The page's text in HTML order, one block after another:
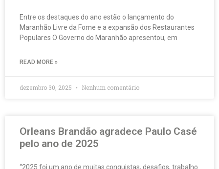
Entre os destaques do ano estão o lançamento do
Maranhão Livre da Fome e a expansão dos Restaurantes
Populares O Governo do Maranhão apresentou, em
READ MORE »
dezembro 30, 2025 Nenhum comentário
Orleans Brandão agradece Paulo Casé
pelo ano de 2025
“2025 foi um ano de muitas conquistas, desafios, trabalho